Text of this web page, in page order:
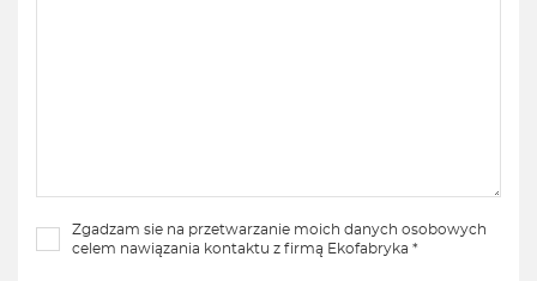
Zgadzam sie na przetwarzanie moich danych osobowych
celem nawiązania kontaktu z firmą Ekofabryka *